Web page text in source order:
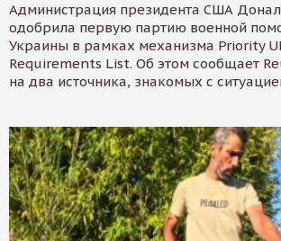
Администрация президента США
одобрила первую партию военной
Украины в рамках механизма Priority
Requirements List. Об этом сообщает
на два источника, знакомых с